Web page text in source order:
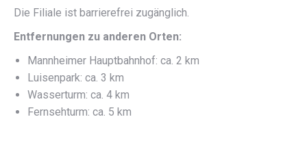
Die Filiale ist barrierefrei zugänglich.
Entfernungen zu anderen Orten:
Mannheimer Hauptbahnhof: ca. 2 km
Luisenpark: ca. 3 km
Wasserturm: ca. 4 km
Fernsehturm: ca. 5 km